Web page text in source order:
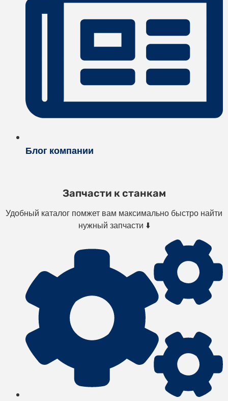
Блог компании
Запчасти к станкам
Удобный каталог помжет вам максимально быстро найти
нужный запчасти ⬇️